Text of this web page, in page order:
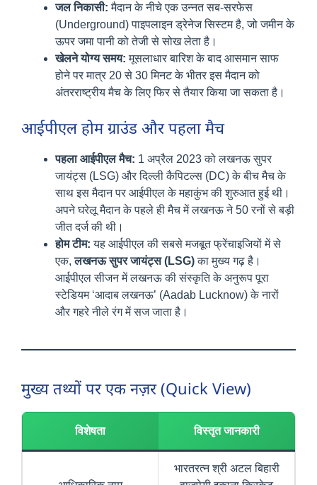
जल निकासी: मैदान के नीचे एक उन्नत सब-सरफेस
(Underground) पाइपलाइन ड्रेनेज सिस्टम है, जो जमीन के
ऊपर जमा पानी को तेजी से सोख लेता है।
खेलने योग्य समय: मूसलाधार बारिश के बाद आसमान साफ
होने पर मात्र 20 से 30 मिनट के भीतर इस मैदान को
अंतरराष्ट्रीय मैच के लिए फिर से तैयार किया जा सकता है।
आईपीएल होम ग्राउंड और पहला मैच
पहला आईपीएल मैच: 1 अप्रैल 2023 को लखनऊ सुपर
जायंट्स (LSG) और दिल्ली कैपिटल्स (DC) के बीच मैच के
साथ इस मैदान पर आईपीएल के महाकुंभ की शुरुआत हुई थी।
अपने घरेलू मैदान के पहले ही मैच में लखनऊ ने 50 रनों से बड़ी
जीत दर्ज की थी।
होम टीम: यह आईपीएल की सबसे मजबूत फ्रेंचाइजियों में से
एक,लखनऊ सुपर जायंट्स (LSG)का मुख्य गढ़ है।
आईपीएल सीजन में लखनऊ की संस्कृति के अनुरूप पूरा
स्टेडियम ‘आदाब लखनऊ’ (Aadab Lucknow) के नारों
और गहरे नीले रंग में सज जाता है।
मुख्य तथ्यों पर एक नज़र (Quick View)
विशेषता विस्तृत जानकारी
भारतरत्न श्री अटल बिहारी